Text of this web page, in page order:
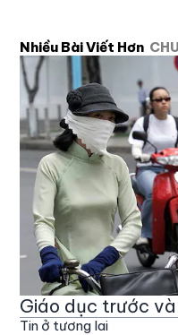
Nhiều Bài Viết Hơn
Giáo dục trước và
Tin ở tương lai